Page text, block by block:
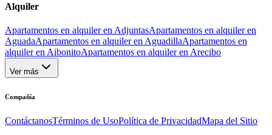
Alquiler
Apartamentos en alquiler en AdjuntasApartamentos en alquiler en
AguadaApartamentos en alquiler en AguadillaApartamentos en
alquiler en AibonitoApartamentos en alquiler en Arecibo
Ver más
Compañía
ContáctanosTérminos de UsoPolítica de PrivacidadMapa del Sitio